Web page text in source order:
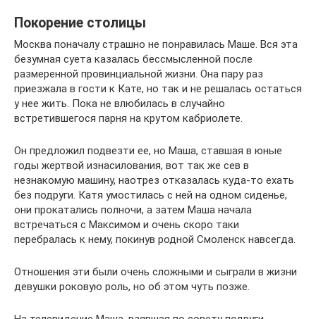
Покорение столицы
Москва поначалу страшно не понравилась Маше. Вся эта
безумная суета казалась бессмысленной после
размеренной провинциальной жизни. Она пару раз
приезжала в гости к Кате, но так и не решалась остаться
у нее жить. Пока не влюбилась в случайно
встретившегося парня на крутом кабриолете.
Он предложил подвезти ее, но Маша, ставшая в юные
годы жертвой изнасилования, вот так же сев в
незнакомую машину, наотрез отказалась куда-то ехать
без подруги. Катя умостилась с ней на одном сиденье,
они прокатались полночи, а затем Маша начала
встречаться с Максимом и очень скоро таки
перебралась к нему, покинув родной Смоленск навсегда.
Отношения эти были очень сложными и сыграли в жизни
девушки роковую роль, но об этом чуть позже.